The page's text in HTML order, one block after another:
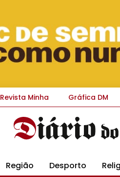
Revista Minha Gráfica DM
Região Desporto